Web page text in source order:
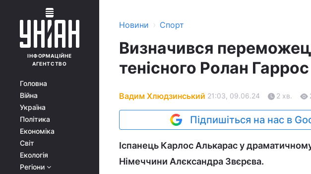
ІНФОРМАЦІЙНЕ
АГЕНТСТВО
Головна
Війна
Україна
Політика
Економіка
Світ
Екологія
Регіони
Новини › Спорт
Визначився
тенісного Ролан Гаррос
Вадим Хлюдзинський 21:03, 09.06.24 2 хв.
Підпишіться на нас в
Іспанець Карлос Алькарас у
Німеччини Алєксандра Звєрєва.